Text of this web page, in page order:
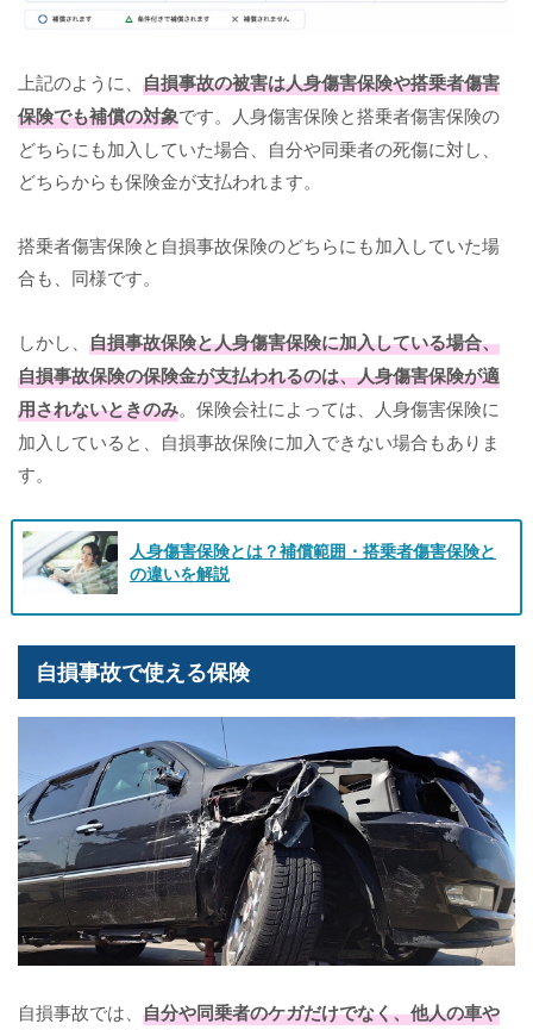
上記のように、 自損事故の被害は人身傷害保険や搭乗者傷害
保険でも補償の対象です。人身傷害保険と搭乗者傷害保険の
どちらにも加入していた場合、自分や同乗者の死傷に対し、
どちらからも保険金が支払われます。
搭乗者傷害保険と自損事故保険のどちらにも加入していた場
合も、同様です。
しかし、 自損事故保険と人身傷害保険に加入している場合、
自損事故保険の保険金が支払われるのは、人身傷害保険が適
用されないときのみ。保険会社によっては、人身傷害保険に
加入していると、自損事故保険に加入できない場合もありま
す。
人身傷害保険とは？補償範囲・搭乗者傷害保険と
の違いを解説
自損事故で使える保険
自損事故では、 自分や同乗者のケガだけでなく、他人の車や